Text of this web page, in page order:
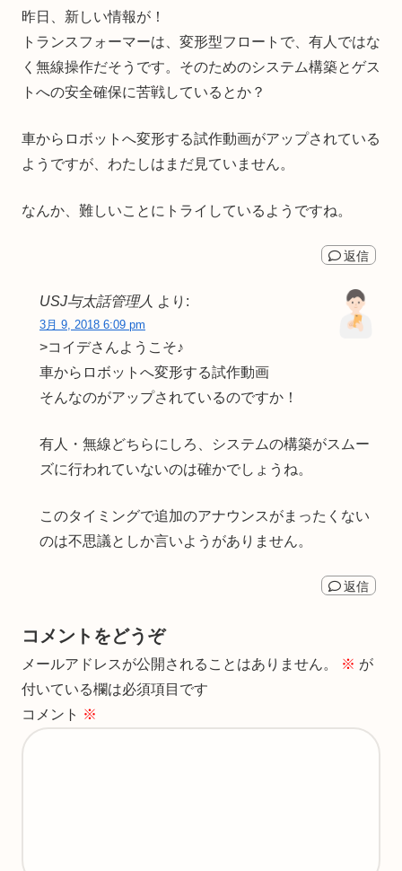
昨日、新しい情報が！
トランスフォーマーは、変形型フロートで、有人ではな
く無線操作だそうです。そのためのシステム構築とゲス
トへの安全確保に苦戦しているとか？
車からロボットへ変形する試作動画がアップされている
ようですが、わたしはまだ見ていません。
なんか、難しいことにトライしているようですね。
返信
USJ与太話管理人 より:
3月 9, 2018 6:09 pm
>コイデさんようこそ♪
車からロボットへ変形する試作動画
そんなのがアップされているのですか！
有人・無線どちらにしろ、システムの構築がスムー
ズに行われていないのは確かでしょうね。
このタイミングで追加のアナウンスがまったくない
のは不思議としか言いようがありません。
返信
コメントをどうぞ
メールアドレスが公開されることはありません。 ※ が
付いている欄は必須項目です
コメント ※